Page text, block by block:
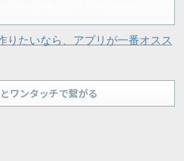
りたいなら、アプリが一番オスス
ワンタッチで繋がる